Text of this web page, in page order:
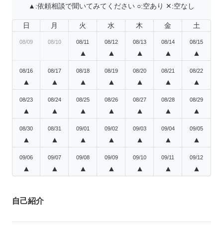
▲:依頼相談で聞いてみてください ○:空あり ✕:空なし
日 月 火 水 木 金 土
08/09 08/10 08/11
▲
08/12
▲
08/13
▲
08/14
▲
08/15
▲
08/16
▲
08/17
▲
08/18
▲
08/19
▲
08/20
▲
08/21
▲
08/22
▲
08/23
▲
08/24
▲
08/25
▲
08/26
▲
08/27
▲
08/28
▲
08/29
▲
08/30
▲
08/31
▲
09/01
▲
09/02
▲
09/03
▲
09/04
▲
09/05
▲
09/06
▲
09/07
▲
09/08
▲
09/09
▲
09/10
▲
09/11
▲
09/12
▲
自己紹介